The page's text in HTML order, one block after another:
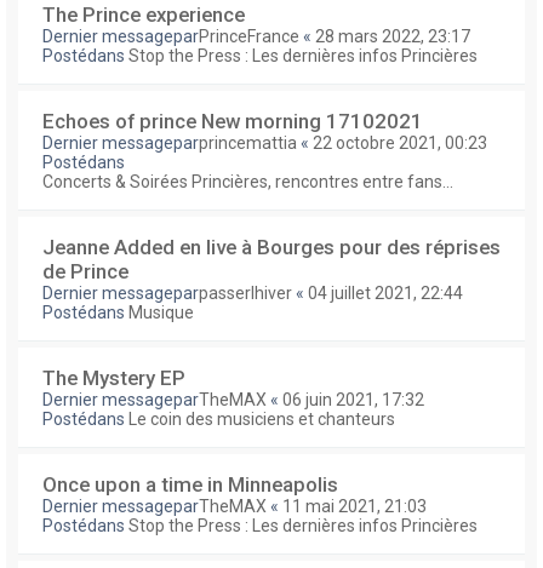
The Prince experience
Dernier messageparPrinceFrance « 28 mars 2022, 23:17
Postédans Stop the Press : Les dernières infos Princières
Echoes of prince New morning 17102021
Dernier messageparprincemattia « 22 octobre 2021, 00:23
Postédans
Concerts & Soirées Princières, rencontres entre fans...
Jeanne Added en live à Bourges pour des réprises
de Prince
Dernier messageparpasserlhiver « 04 juillet 2021, 22:44
Postédans Musique
The Mystery EP
Dernier messageparTheMAX « 06 juin 2021, 17:32
Postédans
Le coin des musiciens et chanteurs
Once upon a time in Minneapolis
Dernier messageparTheMAX « 11 mai 2021, 21:03
Postédans Stop the Press : Les dernières infos Princières